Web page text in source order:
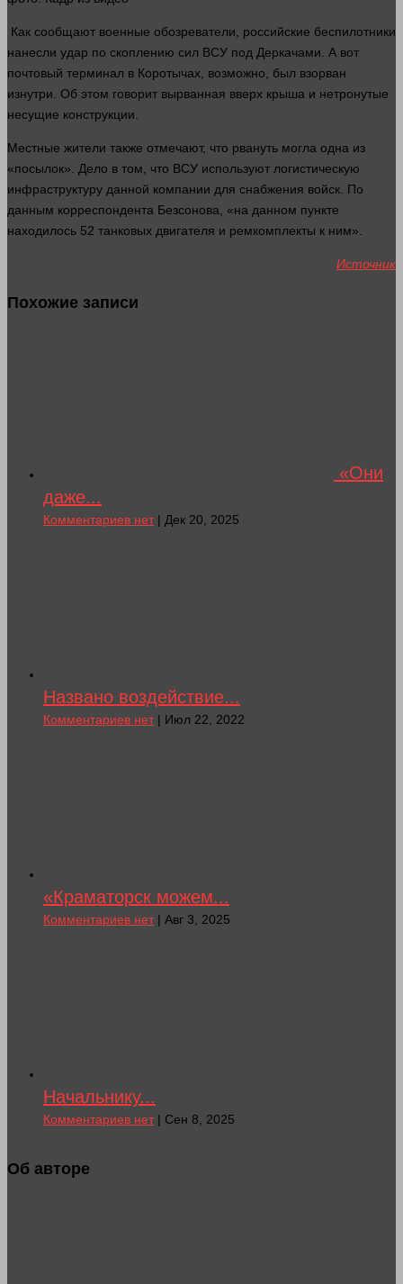
Как сообщают военные обозреватели, российские беспилотники
нанесли удар по скоплению сил ВСУ под Деркачами. А вот
почтовый терминал в Коротычах, возможно, был взорван
изнутри. Об этом говорит вырванная вверх крыша и нетронутые
несущие конструкции.
Местные жители также отмечают, что рвануть могла одна из
«посылок». Дело в том, что ВСУ используют логистическую
инфраструктуру данной компании для снабжения войск. По
данным корреспондента Безсонова, «на данном пункте
находилось 52 танковых двигателя и ремкомплекты к ним».
Источник
Похожие записи
«Они
даже...
Комментариев нет| Дек 20, 2025
Названо воздействие...
Комментариев нет| Июл 22, 2022
«Краматорск можем...
Комментариев нет| Авг 3, 2025
Начальнику...
Комментариев нет| Сен 8, 2025
Об авторе